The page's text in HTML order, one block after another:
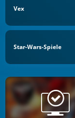
Vex
Star-Wars-Spiele